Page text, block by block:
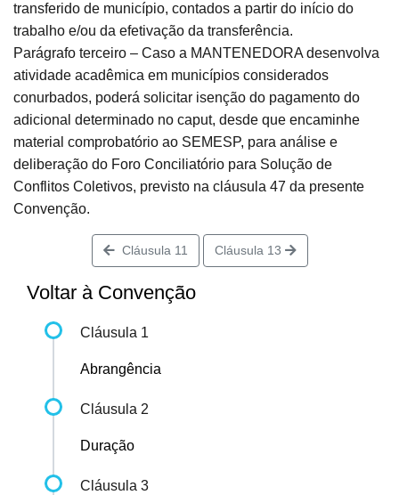
transferido de município, contados a partir do início do
trabalho e/ou da efetivação da transferência.
Parágrafo terceiro – Caso a MANTENEDORA desenvolva
atividade acadêmica em municípios considerados
conurbados, poderá solicitar isenção do pagamento do
adicional determinado no caput, desde que encaminhe
material comprobatório ao SEMESP, para análise e
deliberação do Foro Conciliatório para Solução de
Conflitos Coletivos, previsto na cláusula 47 da presente
Convenção.
Cláusula 11 Cláusula 13
Voltar à Convenção
Cláusula 1
Abrangência
Cláusula 2
Duração
Cláusula 3